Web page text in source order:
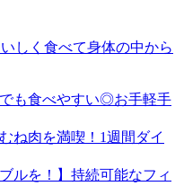
しく食べて身体の中から
も食べやすい◎お手軽手
ね肉を満喫！1週間ダイ
ルを！】持続可能なフィ